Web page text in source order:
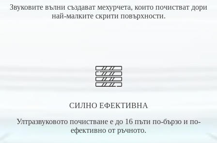
Звуковите вълни създават мехурчета, които почистват дори
най-малките скрити повърхности.
СИЛНО ЕФЕКТИВНА
Ултразвуковото почистване е до 16 пъти по-бързо и по-
ефективно от ръчното.